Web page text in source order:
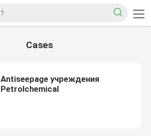
Cases
Antiseepage учреждения
Petrolchemical